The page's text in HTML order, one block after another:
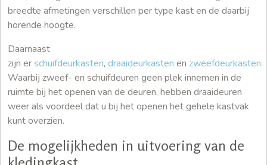
breedte afmetingen verschillen per type kast en de daarbij
horende hoogte.
Daarnaast
zijn erschuifdeurkasten, draaideurkasten en zweefdeurkasten.
Waarbij zweef- en schuifdeuren geen plek innemen in de
ruimte bij het openen van de deuren, hebben draaideuren
weer als voordeel dat u bij het openen het gehele kastvak
kunt overzien.
De mogelijkheden in uitvoering van de